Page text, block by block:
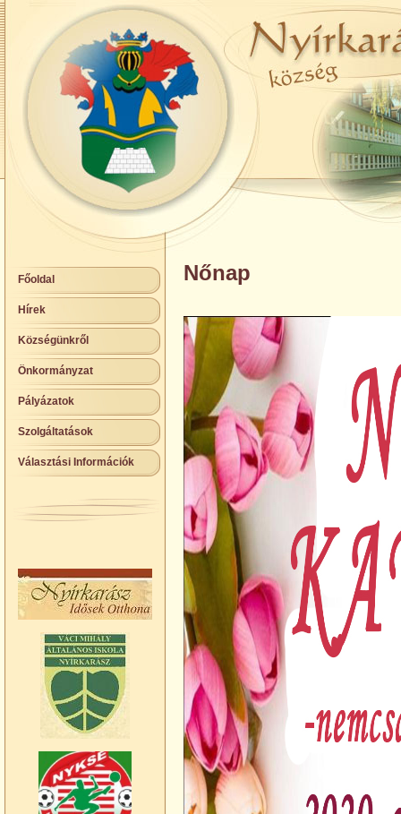
Főoldal
Hírek
Községünkről
Önkormányzat
Pályázatok
Szolgáltatások
Választási Információk
Nőnap